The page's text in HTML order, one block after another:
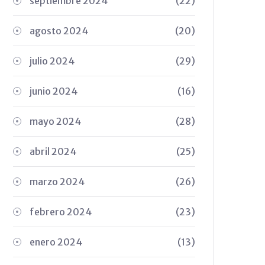
agosto 2024 (20)
julio 2024 (29)
junio 2024 (16)
mayo 2024 (28)
abril 2024 (25)
marzo 2024 (26)
febrero 2024 (23)
enero 2024 (13)